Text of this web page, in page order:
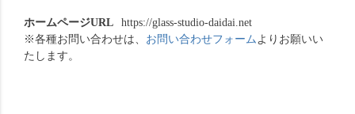
ホームページURL
https://glass-studio-daidai.net
※各種お問い合わせは、 お問い合わせフォーム よりお願いい
たします。